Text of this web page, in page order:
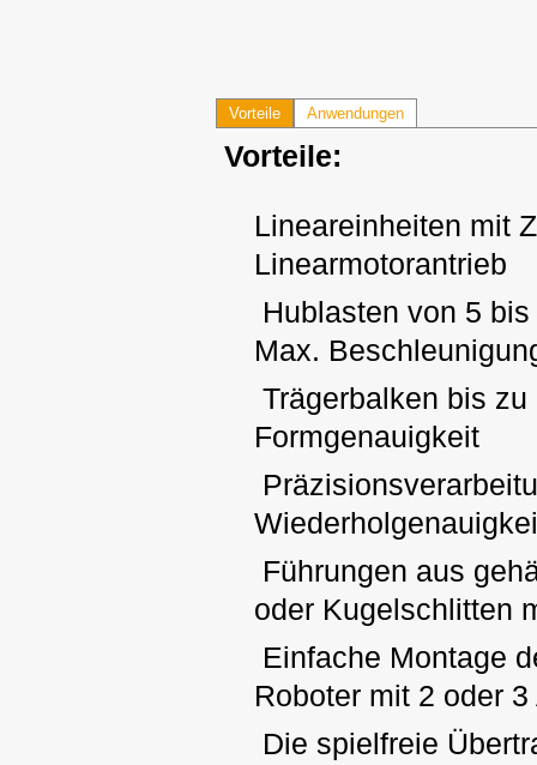
Vorteile Anwendungen
Vorteile:
Lineareinheiten mit
Linearmotorantrieb
Hublasten von 5
Max.
Trägerbalken bis
Formgenauigkeit
Führungen aus
oder Kugelschlitten
Einfache Montage
Roboter mit 2 oder
Die spielfreie